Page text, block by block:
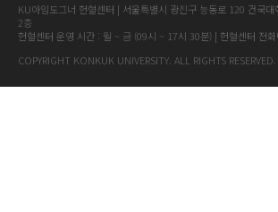
KU아임도그너 헌혈센터 | 서울특별시 광진구 능동로 120 건국대
2층
헌혈센터 운영 시간 : 월 ~ 금 (09시 ~ 17시 30분) | 헌혈센터 전
COPYRIGHT KONKUK UNIVERSITY. ALL RIGHTS RESERVED.